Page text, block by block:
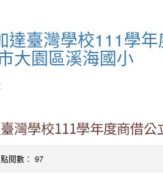
達臺灣學校111學
大園區溪海國小
灣學校111學年度商借
閱數： 97